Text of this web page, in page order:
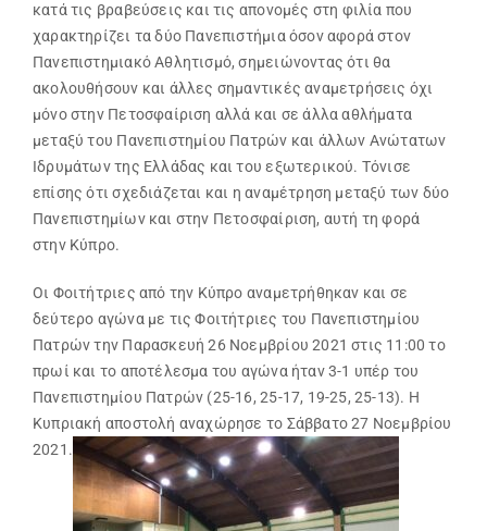
κατά τις βραβεύσεις και τις απονομές στη φιλία που
χαρακτηρίζει τα δύο Πανεπιστήμια όσον αφορά στον
Πανεπιστημιακό Αθλητισμό, σημειώνοντας ότι θα
ακολουθήσουν και άλλες σημαντικές αναμετρήσεις όχι
μόνο στην Πετοσφαίριση αλλά και σε άλλα αθλήματα
μεταξύ του Πανεπιστημίου Πατρών και άλλων Ανώτατων
Ιδρυμάτων της Ελλάδας και του εξωτερικού. Τόνισε
επίσης ότι σχεδιάζεται και η αναμέτρηση μεταξύ των δύο
Πανεπιστημίων και στην Πετοσφαίριση, αυτή τη φορά
στην Κύπρο.
Οι Φοιτήτριες από την Κύπρο αναμετρήθηκαν και σε
δεύτερο αγώνα με τις Φοιτήτριες του Πανεπιστημίου
Πατρών την Παρασκευή 26 Νοεμβρίου 2021 στις 11:00 το
πρωί και το αποτέλεσμα του αγώνα ήταν 3-1 υπέρ του
Πανεπιστημίου Πατρών (25-16, 25-17, 19-25, 25-13). Η
Κυπριακή αποστολή αναχώρησε το Σάββατο 27 Νοεμβρίου
2021.